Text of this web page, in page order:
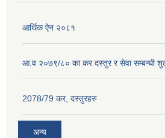
आर्थिक ऐन २०८१
आ.व २०७९/८० का कर दस्तुर र सेवा सम्बन्धी
2078/79 कर, दस्तुरहरु
अन्य